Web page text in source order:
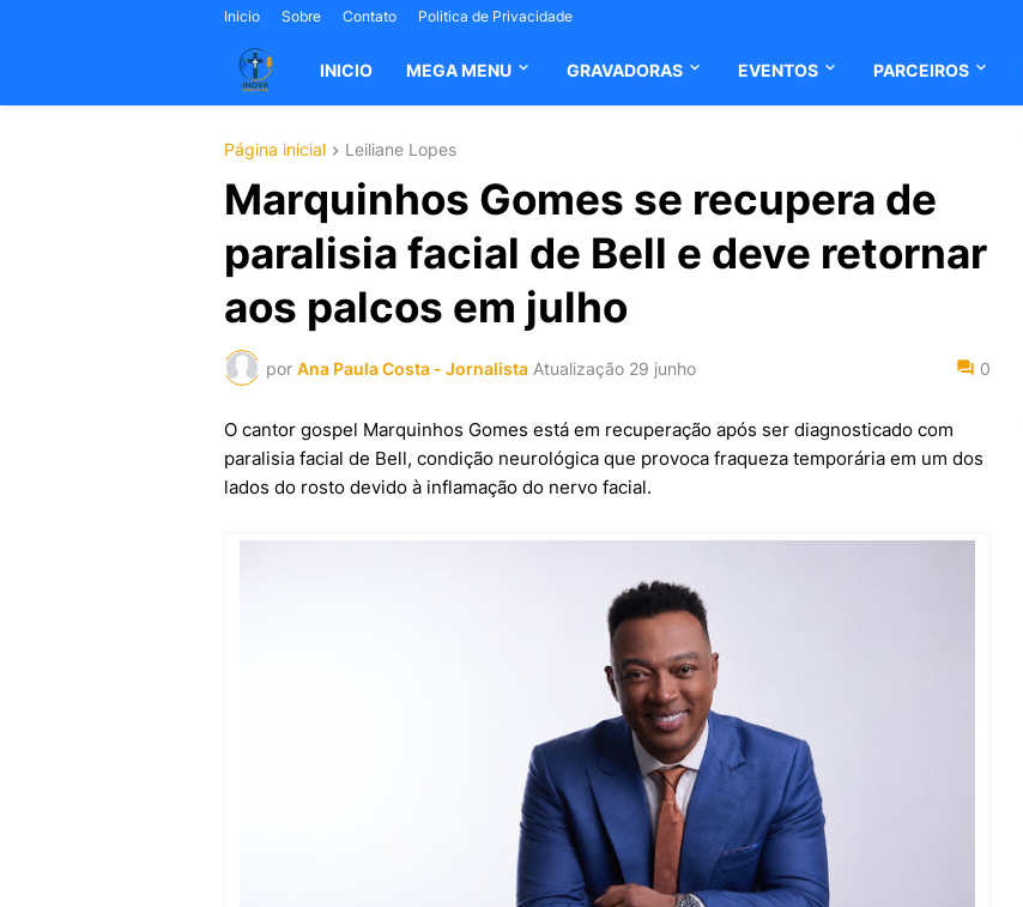
Inicio Sobre Contato Politica de Privacidade
INICIO MEGA MENU GRAVADORAS EVENTOS PARCEIROS
Página inicial Leiliane Lopes
Marquinhos Gomes se recupera de
paralisia facial de Bell e deve retornar
aos palcos em julho
por Ana Paula Costa - Jornalista Atualização 29 junho 0
O cantor gospel Marquinhos Gomes está em recuperação após ser diagnosticado com
paralisia facial de Bell, condição neurológica que provoca fraqueza temporária em um dos
lados do rosto devido à inflamação do nervo facial.